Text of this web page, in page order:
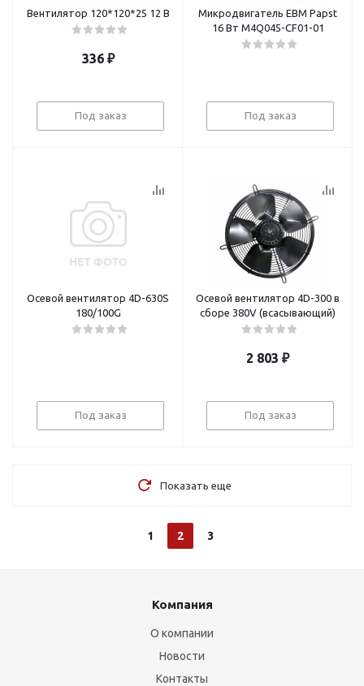
Вентилятор 120*120*25 12 В
336₽
Под заказ
Микродвигатель EBM Papst
16 Вт M4Q045-CF01-01
Под заказ
Осевой вентилятор 4D-630S
180/100G
Под заказ
Осевой вентилятор 4D-300 в
сборе 380V (всасывающий)
2 803 ₽
Под заказ
Показать еще
1 2 3
Компания
О компании
Новости
Контакты